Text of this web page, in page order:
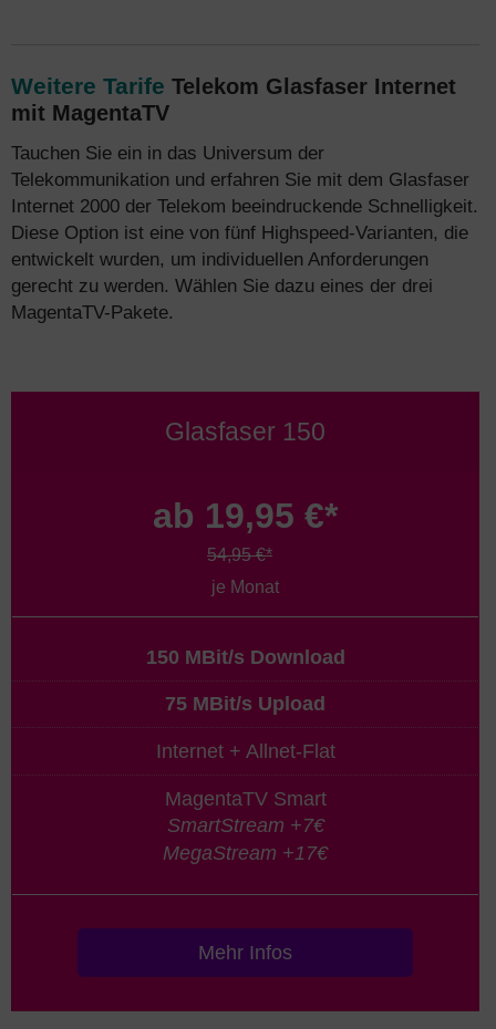
Weitere Tarife Telekom Glasfaser Internet
mit MagentaTV
Tauchen Sie ein in das Universum der
Telekommunikation und erfahren Sie mit dem Glasfaser
Internet 2000 der Telekom beeindruckende Schnelligkeit.
Diese Option ist eine von fünf Highspeed-Varianten, die
entwickelt wurden, um individuellen Anforderungen
gerecht zu werden. Wählen Sie dazu eines der drei
MagentaTV-Pakete.
Glasfaser 150
ab 19,95 €*
54,95 €*
je Monat
150 MBit/s Download
75 MBit/s Upload
Internet + Allnet-Flat
MagentaTV Smart
SmartStream +7€
MegaStream +17€
Mehr Infos